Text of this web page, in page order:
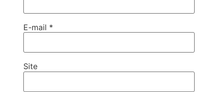
E-mail *
Site